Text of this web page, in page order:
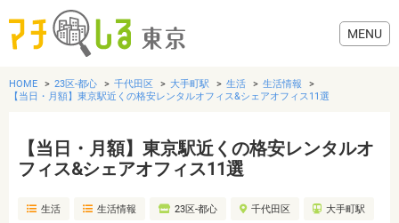
グルメ
美容・健康
HOME 23区-都心 千代田区 大手町駅 生活
生活情報
【当日・月額】東京駅近くの格安レンタルオフィス&シェアオフィス11選
【当日・月額】東京駅近くの格安レンタルオ
フィス&シェアオフィス11選
生活 生活情報 23区-都心 千代田区 大手町駅